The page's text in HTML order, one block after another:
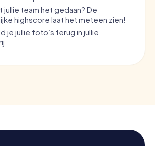
team het gedaan? De
highscore laat het meteen zien!
je jullie foto’s terug in jullie